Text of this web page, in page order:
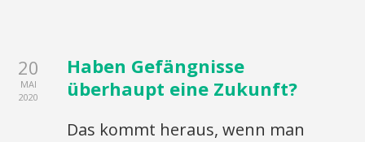
20
MAI
2020
Haben Gefängnisse
überhaupt eine Zukunft?
Das kommt heraus, wenn man